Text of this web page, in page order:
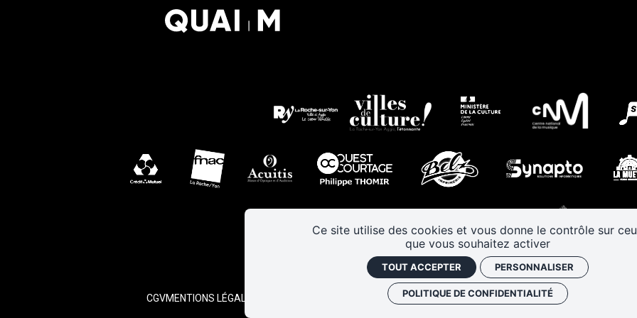
Ce site utilise des cookies et vous donne le contrôle sur
que vous souhaitez activer
TOUT ACCEPTER PERSONNALISER
POLITIQUE DE CONFIDENTIALITÉ
CGVMENTIONS LÉGALES POLITIQUE DE CONFIDENTIALITÉGESTION DES COOKIES